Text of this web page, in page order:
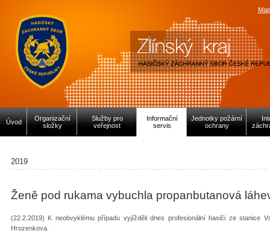
Úvod
Organizační
složky
Služby pro
veřejnost
Informační
servis
Jednotky požární
ochrany
2019
Ženě pod rukama vybuchla propanbutanová
(22.2.2019) K neobvyklému případu vyjížděli dnes profesionální hasiči ze stanice
Hrozenkova.